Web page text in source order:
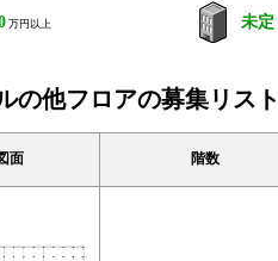
万円以上 未定
の他フロアの募集リスト
面 階数